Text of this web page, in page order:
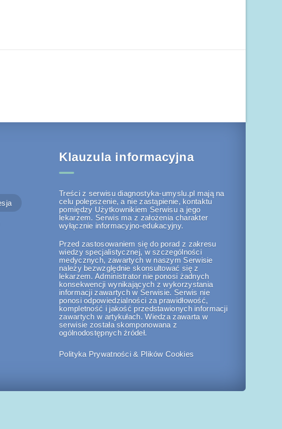
Klauzula informacyjna
Treści z serwisu diagnostyka-umyslu.pl mają na
celu polepszenie, a nie zastąpienie, kontaktu
pomiędzy Użytkownikiem Serwisu a jego
lekarzem. Serwis ma z założenia charakter
wyłącznie informacyjno-edukacyjny.
Przed zastosowaniem się do porad z zakresu
wiedzy specjalistycznej, w szczególności
medycznych, zawartych w naszym Serwisie
należy bezwzględnie skonsultować się z
lekarzem. Administrator nie ponosi żadnych
konsekwencji wynikających z wykorzystania
informacji zawartych w Serwisie. Serwis nie
ponosi odpowiedzialności za prawidłowość,
kompletność i jakość przedstawionych informacji
zawartych w artykułach. Wiedza zawarta w
serwisie została skomponowana z
ogólnodostępnych źródeł.
Polityka Prywatności & Plików Cookies